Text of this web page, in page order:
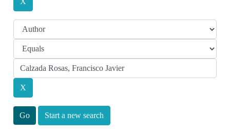
Start a new search